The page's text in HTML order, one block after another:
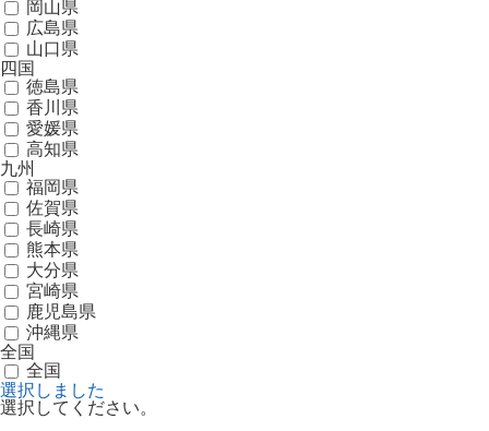
岡山県
広島県
山口県
四国
徳島県
香川県
愛媛県
高知県
九州
福岡県
佐賀県
長崎県
熊本県
大分県
宮崎県
鹿児島県
沖縄県
全国
全国
選択しました
選択してください。